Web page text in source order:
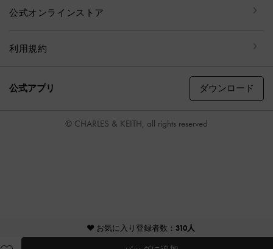
♥ お気に入り登録者数： 310人
公式オンラインストア
利用規約
公式アプリ ダウンロード
© CHARLES & KEITH, all rights reserved